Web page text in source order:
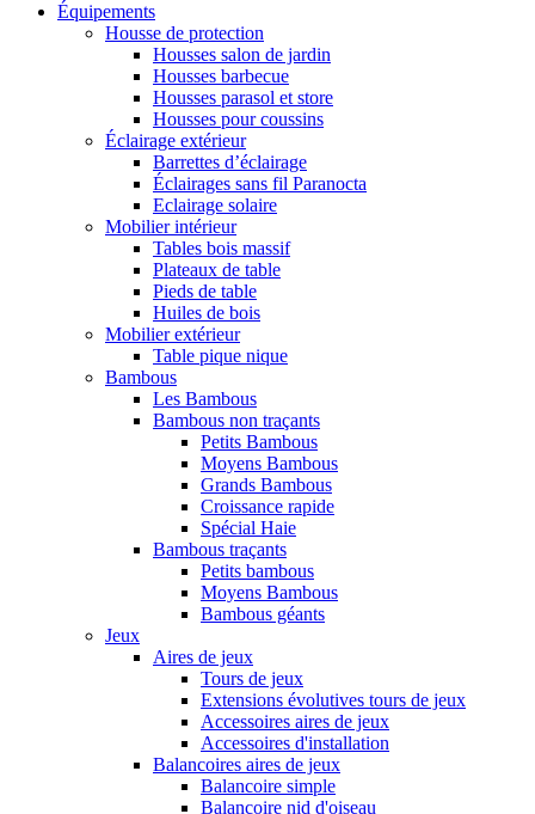
Équipements
Housse de protection
Housses salon de jardin
Housses barbecue
Housses parasol et store
Housses pour coussins
Éclairage extérieur
Barrettes d’éclairage
Éclairages sans fil Paranocta
Eclairage solaire
Mobilier intérieur
Tables bois massif
Plateaux de table
Pieds de table
Huiles de bois
Mobilier extérieur
Table pique nique
Bambous
Les Bambous
Bambous non traçants
Petits Bambous
Moyens Bambous
Grands Bambous
Croissance rapide
Spécial Haie
Bambous traçants
Petits bambous
Moyens Bambous
Bambous géants
Jeux
Aires de jeux
Tours de jeux
Extensions évolutives tours de jeux
Accessoires aires de jeux
Accessoires d'installation
Balancoires aires de jeux
Balancoire simple
Balancoire nid d'oiseau